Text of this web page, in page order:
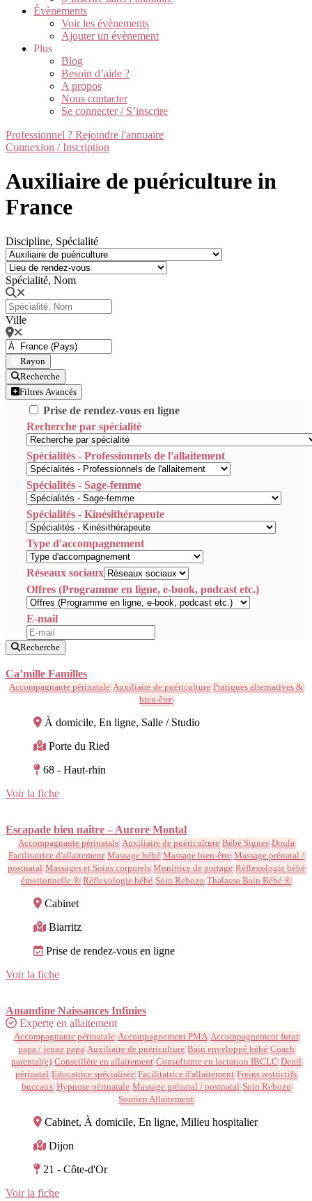
Évènements
Voir les évènements
Ajouter un évènement
Plus
Blog
Besoin d’aide ?
A propos
Nous contacter
Se connecter / S’inscrire
Professionnel ? Rejoindre l'annuaire
Connexion / Inscription
Auxiliaire de puériculture in
France
Discipline, Spécialité
Spécialité, Nom
Ville
Rayon
Recherche
Filtres Avancés
Prise de rendez-vous en ligne
Recherche par spécialité
Spécialités - Professionnels de l'allaitement
Spécialités - Sage-femme
Spécialités - Kinésithérapeute
Type d'accompagnement
Réseaux sociaux
Offres (Programme en ligne, e-book, podcast etc.)
E-mail
Recherche
Ca’mille Familles
Accompagnante périnatale Auxiliaire de puériculture Pratiques alternatives &
bien-être
À domicile, En ligne, Salle / Studio
Porte du Ried
68 - Haut-rhin
Voir la fiche
Escapade bien naître – Aurore Montal
Accompagnante périnatale Auxiliaire de puériculture Bébé Signes Doula
Facilitatrice d'allaitement Massage bébé Massage bien-être Massage prénatal /
postnatal Massages et Soins corporels Monitrice de portage Réflexologie bébé
émotionnelle ® Réflexologie bébé Soin Rebozo Thalasso Bain Bébé ®
Cabinet
Biarritz
Prise de rendez-vous en ligne
Voir la fiche
Amandine Naissances Infinies
Experte en allaitement
Accompagnante périnatale Accompagnement PMA Accompagnement futur
papa / jeune papa Auxiliaire de puériculture Bain enveloppé bébé Coach
parental(e) Conseillère en allaitement Consultante en lactation IBCLC Deuil
périnatal Educatrice spécialisée Facilitatrice d'allaitement Freins restrictifs
buccaux Hypnose périnatale Massage prénatal / postnatal Soin Rebozo
Soutien Allaitement
Cabinet, À domicile, En ligne, Milieu hospitalier
Dijon
21 - Côte-d'Or
Voir la fiche